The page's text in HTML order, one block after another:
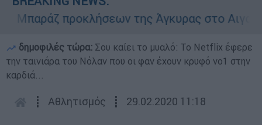
Μπαράζ προκλήσεων της Άγκυρας στο Αιγαίο:
δημοφιλές τώρα: Σου καίει το μυαλό: Το Netflix έφερε
την ταινιάρα του Νόλαν που οι φαν έχουν κρυφό νο1 στην
καρδιά...
┋ Αθλητισμός ┋ 29.02.2020 11:18